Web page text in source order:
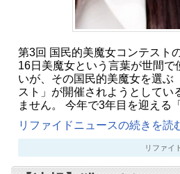
第3回 国民的美魔女コンテスト
16日美魔女という言葉が世間で
いが、その国民的美魔女を選ぶ
スト」が開催されようとしてい
ません。 今年で3年目を迎える
リファイドニュースの続きを読
リファイ